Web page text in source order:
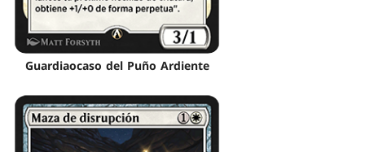
Guardiaocaso del Puño Ardiente